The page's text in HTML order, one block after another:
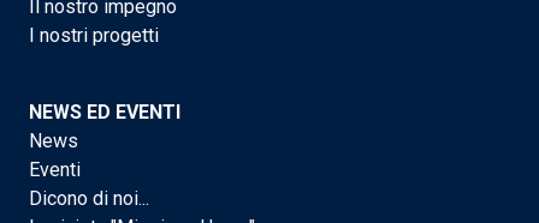
Il nostro impegno
I nostri progetti
NEWS ED EVENTI
News
Eventi
Dicono di noi...